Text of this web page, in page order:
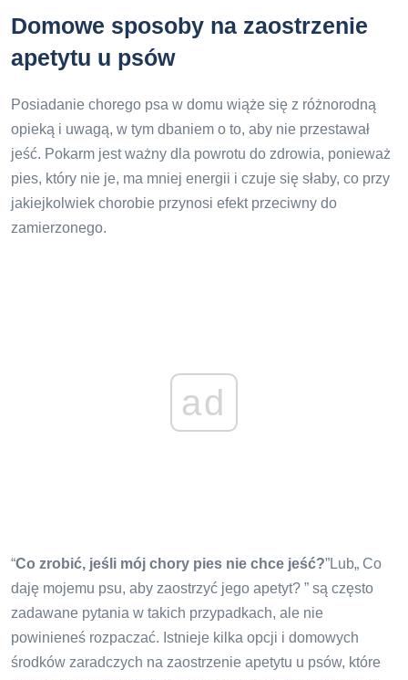
Domowe sposoby na zaostrzenie
apetytu u psów
Posiadanie chorego psa w domu wiąże się z różnorodną
opieką i uwagą, w tym dbaniem o to, aby nie przestawał
jeść. Pokarm jest ważny dla powrotu do zdrowia, ponieważ
pies, który nie je, ma mniej energii i czuje się słaby, co przy
jakiejkolwiek chorobie przynosi efekt przeciwny do
zamierzonego.
ad
“Co zrobić, jeśli mój chory pies nie chce jeść?”Lub„ Co
daję mojemu psu, aby zaostrzyć jego apetyt? ” są często
zadawane pytania w takich przypadkach, ale nie
powinieneś rozpaczać. Istnieje kilka opcji i domowych
środków zaradczych na zaostrzenie apetytu u psów, które